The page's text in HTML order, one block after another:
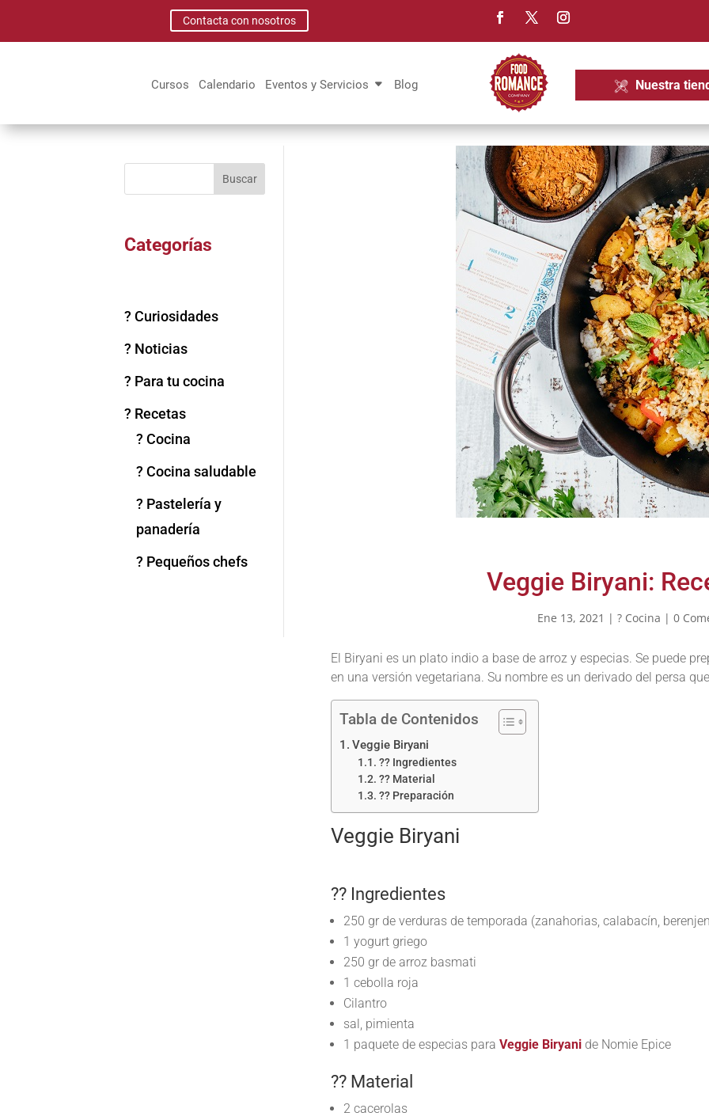
Contacta con nosotros
Cursos Calendario Eventos y Servicios Blog Nuestra
Buscar
Categorías
? Curiosidades
? Noticias
? Para tu cocina
? Recetas
? Cocina
? Cocina saludable
? Pastelería y
panadería
? Pequeños chefs
Veggie Biryani:
Ene 13, 2021 |? Cocina |0
El Biryani es un plato indio a base de arroz y especias. Se puede
en una versión vegetariana. Su nombre es un derivado del persa
Tabla de Contenidos
Veggie Biryani
?? Ingredientes
?? Material
?? Preparación
Veggie Biryani
?? Ingredientes
250 gr de verduras de temporada (zanahorias, calabacín,
1 yogurt griego
250 gr de arroz basmati
1 cebolla roja
Cilantro
sal, pimienta
1 paquete de especias para Veggie Biryani de Nomie Epice
?? Material
2 cacerolas